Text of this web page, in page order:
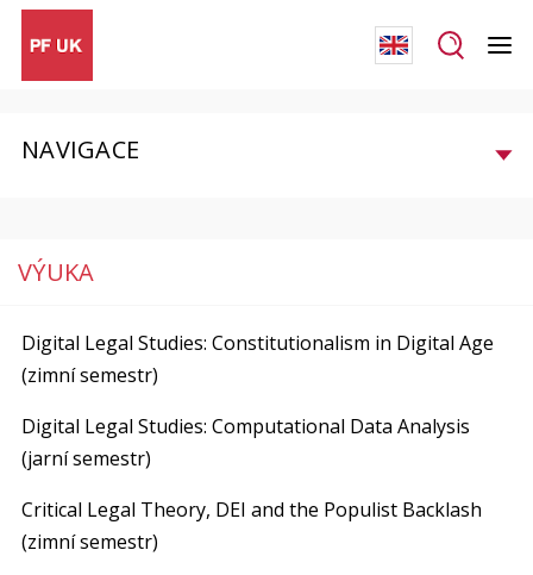
NAVIGACE
VÝUKA
Digital Legal Studies: Constitutionalism in Digital Age
(zimní semestr)
Digital Legal Studies: Computational Data Analysis
(jarní semestr)
Critical Legal Theory, DEI and the Populist Backlash
(zimní semestr)